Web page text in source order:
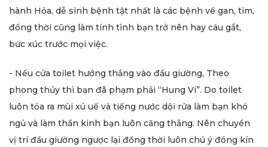
hành Hỏa, dễ sinh bệnh tật nhất là các bệnh về gan, tim,
đồng thời cũng làm tính tình bạn trở nên hay cáu gắt,
bức xúc trước mọi việc.
- Nếu cửa toilet hướng thẳng vào đầu giường, Theo
phong thủy thì bạn đã phạm phải “Hung Vi”. Do toilet
luôn tỏa ra mùi xú uế và tiếng nước dội rửa làm bạn khó
ngủ và làm thần kinh bạn luôn căng thẳng. Nên chuyển
vị trí đầu giường ngược lại đồng thời luôn chú ý đóng kín